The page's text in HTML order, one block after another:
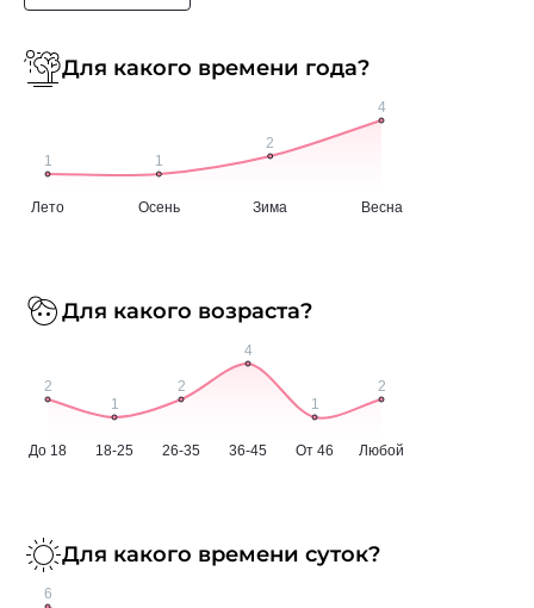
Для какого времени года?
Для какого возраста?
Для какого времени суток?